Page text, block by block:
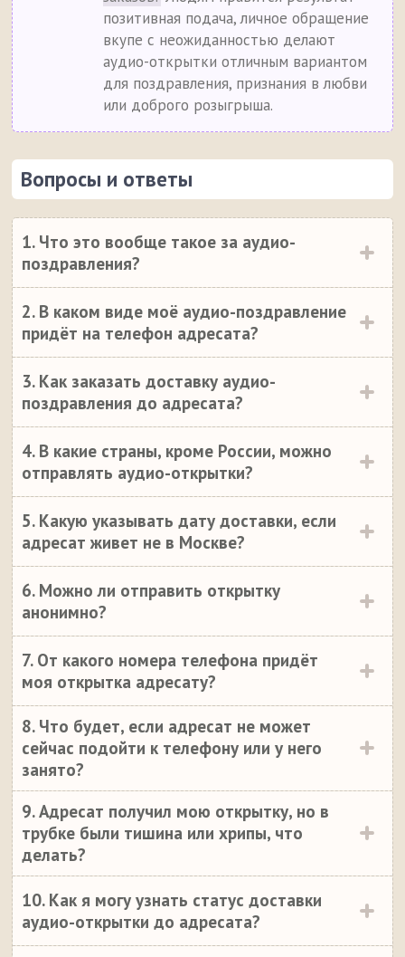
позитивная подача, личное обращение
вкупе с неожиданностью делают
аудио-открытки отличным вариантом
для поздравления, признания в любви
или доброго розыгрыша.
Вопросы и ответы
1. Что это вообще такое за аудио-
поздравления?
2. В каком виде моё аудио-поздравление
придёт на телефон адресата?
3. Как заказать доставку аудио-
поздравления до адресата?
4. В какие страны, кроме России, можно
отправлять аудио-открытки?
5. Какую указывать дату доставки, если
адресат живет не в Москве?
6. Можно ли отправить открытку
анонимно?
7. От какого номера телефона придёт
моя открытка адресату?
8. Что будет, если адресат не может
сейчас подойти к телефону или у него
занято?
9. Адресат получил мою открытку, но в
трубке были тишина или хрипы, что
делать?
10. Как я могу узнать статус доставки
аудио-открытки до адресата?